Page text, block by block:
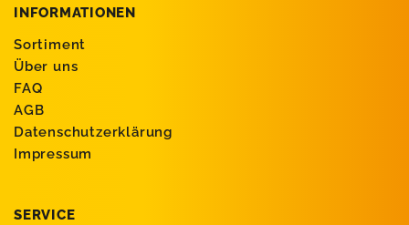
INFORMATIONEN
Sortiment
Über uns
FAQ
AGB
Datenschutzerklärung
Impressum
SERVICE